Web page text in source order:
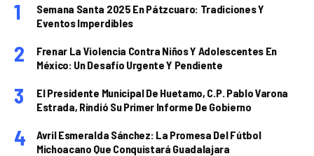
Semana Santa 2025 En Pátzcuaro: Tradiciones Y
Eventos Imperdibles
Frenar La Violencia Contra Niños Y Adolescentes En
México: Un Desafío Urgente Y Pendiente
El Presidente Municipal De Huetamo, C.P. Pablo Varona
Estrada, Rindió Su Primer Informe De Gobierno
Avril Esmeralda Sánchez: La Promesa Del Fútbol
Michoacano Que Conquistará Guadalajara